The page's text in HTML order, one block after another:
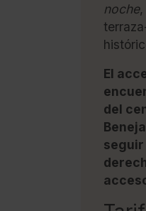
noche,
El
del
seguir